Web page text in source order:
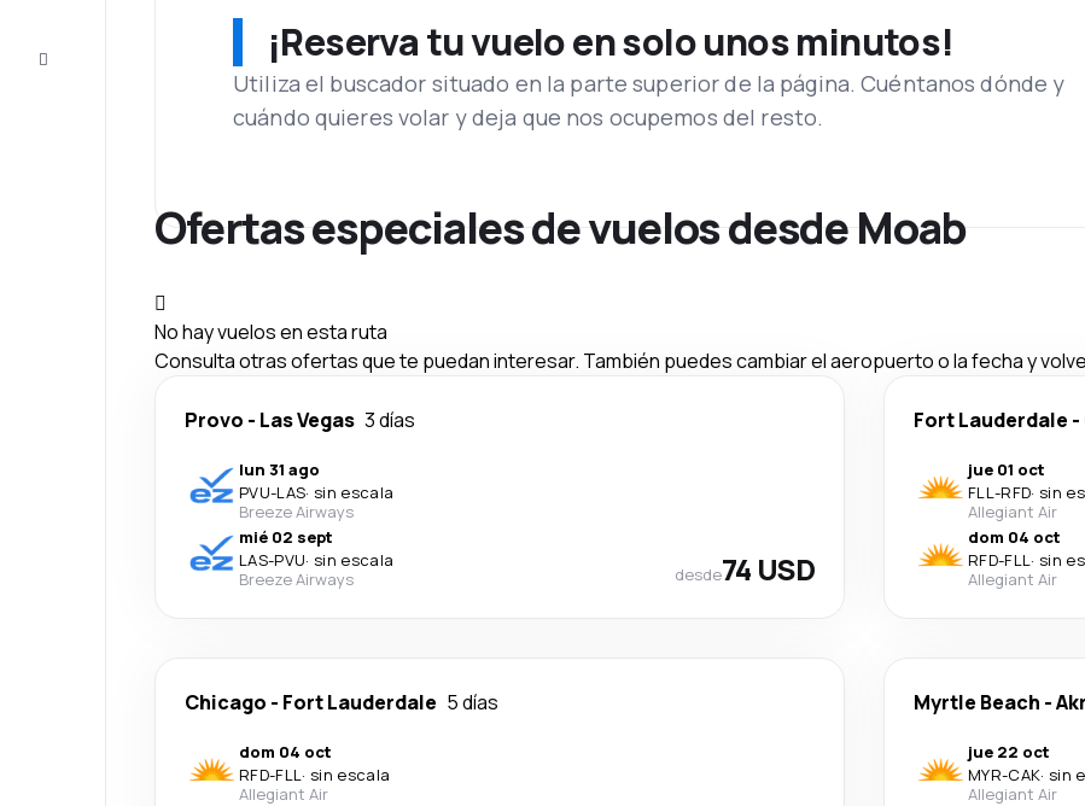
¡Reserva tu vuelo en solo unos minutos!
Utiliza el buscador situado en la parte superior de la página. Cuéntanos dónde y
cuándo quieres volar y deja que nos ocupemos del resto.
Ofertas especiales de vuelos desde Moab
No hay vuelos en esta ruta
Consulta otras ofertas que te puedan interesar. También puedes cambiar el aeropuerto o la fecha y
Provo - Las Vegas 3 días
lun 31 ago
PVU-LAS· sin escala
Breeze Airways
mié 02 sept
LAS-PVU· sin escala
Breeze Airways
desde74 USD
Fort Lauderdale -
jue 01 oct
FLL-RFD· sin
Allegiant Air
dom 04 oct
RFD-FLL· sin
Allegiant Air
Chicago - Fort Lauderdale 5 días
dom 04 oct
RFD-FLL· sin escala
Allegiant Air
Myrtle Beach -
jue 22 oct
MYR-CAK· sin
Allegiant Air